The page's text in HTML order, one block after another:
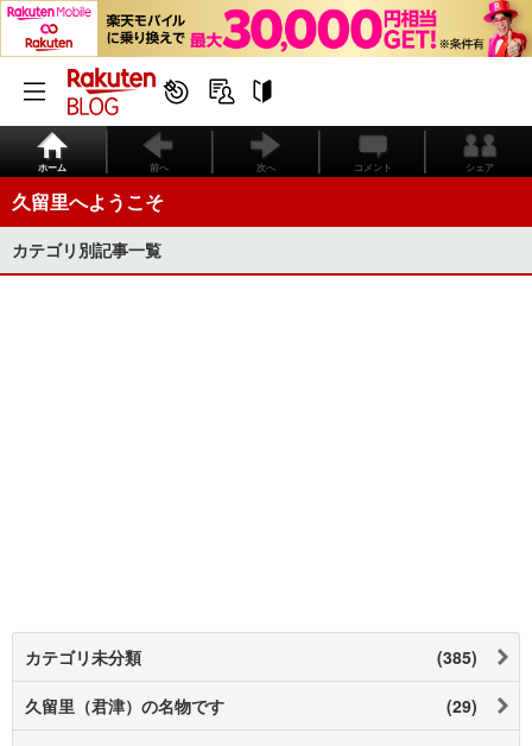
ホーム 前へ 次へ コメント シェア
久留里へようこそ
カテゴリ別記事一覧
カテゴリ未分類 (385)
久留里（君津）の名物です (29)